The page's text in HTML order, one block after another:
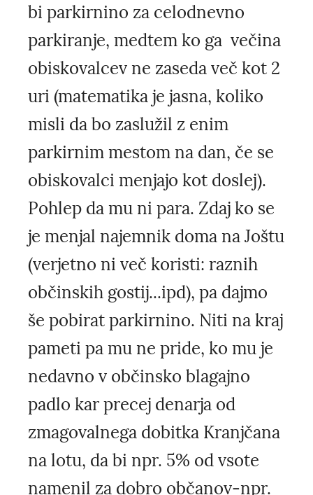
bi parkirnino za celodnevno
parkiranje, medtem ko ga večina
obiskovalcev ne zaseda več kot 2
uri (matematika je jasna, koliko
misli da bo zaslužil z enim
parkirnim mestom na dan, če se
obiskovalci menjajo kot doslej).
Pohlep da mu ni para. Zdaj ko se
je menjal najemnik doma na Joštu
(verjetno ni več koristi: raznih
občinskih gostij...ipd), pa dajmo
še pobirat parkirnino. Niti na kraj
pameti pa mu ne pride, ko mu je
nedavno v občinsko blagajno
padlo kar precej denarja od
zmagovalnega dobitka Kranjčana
na lotu, da bi npr. 5% od vsote
namenil za dobro občanov-npr.